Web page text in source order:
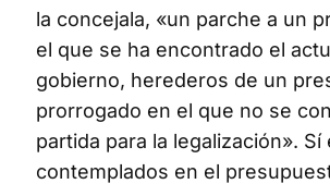
la concejala, «un parche a un
el que se ha encontrado el
gobierno, herederos de un
prorrogado en el que no se
partida para la legalización». Sí
contemplados en el